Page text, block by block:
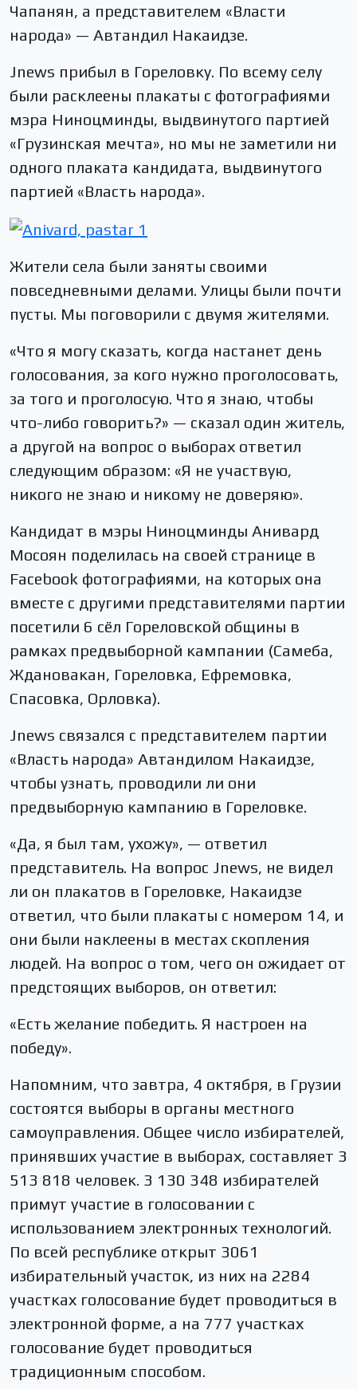
Чапанян, а представителем «Власти
народа» — Автандил Накаидзе.
Jnews прибыл в Гореловку. По всему селу
были расклеены плакаты с фотографиями
мэра Ниноцминды, выдвинутого партией
«Грузинская мечта», но мы не заметили ни
одного плаката кандидата, выдвинутого
партией «Власть народа».
Жители села были заняты своими
повседневными делами. Улицы были почти
пусты. Мы поговорили с двумя жителями.
«Что я могу сказать, когда настанет день
голосования, за кого нужно проголосовать,
за того и проголосую. Что я знаю, чтобы
что-либо говорить?» — сказал один житель,
а другой на вопрос о выборах ответил
следующим образом: «Я не участвую,
никого не знаю и никому не доверяю».
Кандидат в мэры Ниноцминды Анивард
Мосоян поделилась на своей странице в
Facebook фотографиями, на которых она
вместе с другими представителями партии
посетили 6 сёл Гореловской общины в
рамках предвыборной кампании (Самеба,
Ждановакан, Гореловка, Ефремовка,
Спасовка, Орловка).
Jnews связался с представителем партии
«Власть народа» Автандилом Накаидзе,
чтобы узнать, проводили ли они
предвыборную кампанию в Гореловке.
«Да, я был там, ухожу», — ответил
представитель. На вопрос Jnews, не видел
ли он плакатов в Гореловке, Накаидзе
ответил, что были плакаты с номером 14, и
они были наклеены в местах скопления
людей. На вопрос о том, чего он ожидает от
предстоящих выборов, он ответил:
«Есть желание победить. Я настроен на
победу».
Напомним, что завтра, 4 октября, в Грузии
состоятся выборы в органы местного
самоуправления. Общее число избирателей,
принявших участие в выборах, составляет 3
513 818 человек. 3 130 348 избирателей
примут участие в голосовании с
использованием электронных технологий.
По всей республике открыт 3061
избирательный участок, из них на 2284
участках голосование будет проводиться в
электронной форме, а на 777 участках
голосование будет проводиться
традиционным способом.